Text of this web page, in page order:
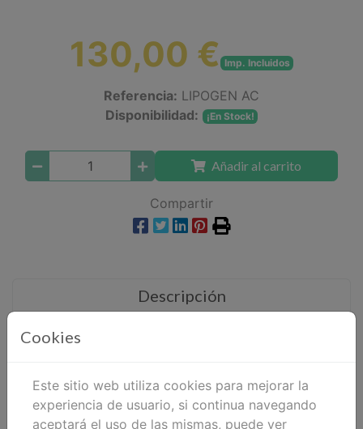
130,00 € Imp. Incluidos
Referencia: LIPOGEN AC
Disponibilidad:
¡En Stock!
Añadir al carrito
Compartir
Descripción
Opiniones
Cookies
Este sitio web utiliza cookies para mejorar la
experiencia de usuario, si continua navegando
aceptará el uso de las mismas, puede ver